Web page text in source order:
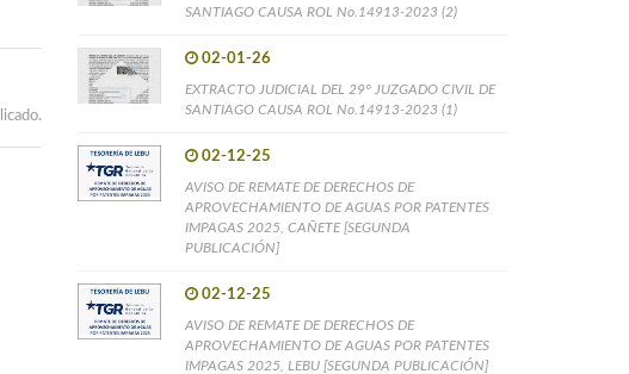
SANTIAGO CAUSA ROL No.14913-2023 (2)
02-01-26
EXTRACTO JUDICIAL DEL 29° JUZGADO CIVIL DE
SANTIAGO CAUSA ROL No.14913-2023 (1)
02-12-25
AVISO DE REMATE DE DERECHOS DE
APROVECHAMIENTO DE AGUAS POR PATENTES
IMPAGAS 2025, CAÑETE [SEGUNDA
PUBLICACIÓN]
02-12-25
AVISO DE REMATE DE DERECHOS DE
APROVECHAMIENTO DE AGUAS POR PATENTES
IMPAGAS 2025, LEBU [SEGUNDA PUBLICACIÓN]